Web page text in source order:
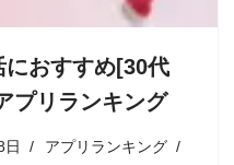
おすすめ[30代
プリランキング
アプリランキング